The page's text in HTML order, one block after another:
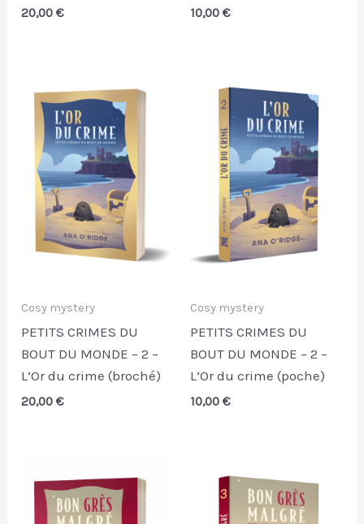
20,00€ 10,00 €
Cosy mystery
PETITS CRIMES DU
BOUT DU MONDE – 2 –
L’Or du crime (broché)
20,00€
Cosy mystery
PETITS CRIMES DU
BOUT DU MONDE – 2 –
L’Or du crime (poche)
10,00 €